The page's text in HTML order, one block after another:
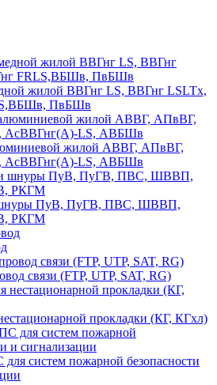
жилой ВВГнг LS, ВВГнг LSLTx,
ПвБШв
жилой АВВГ, АПвВГ,
АсВВГнг(А)-LS, АВБШв
ПуВ, ПуГВ, ПВС, ШВВП,
РКГМ
связи (FTP, UTP, SAT, RG)
прокладки (КГ, КГхл)
систем пожарной безопасности